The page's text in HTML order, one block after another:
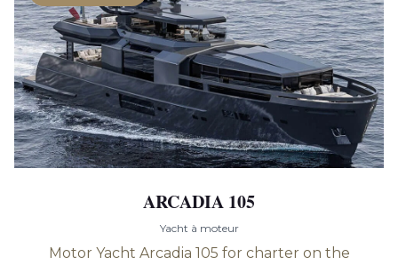
ARCADIA 105
Yacht à moteur
Motor Yacht Arcadia 105 for charter on the